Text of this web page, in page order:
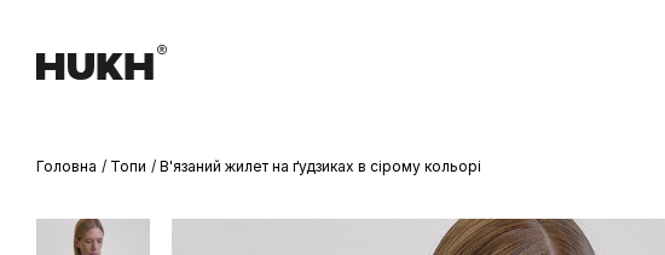
Головна Топи В'язаний жилет на ґудзиках в сірому кольорі